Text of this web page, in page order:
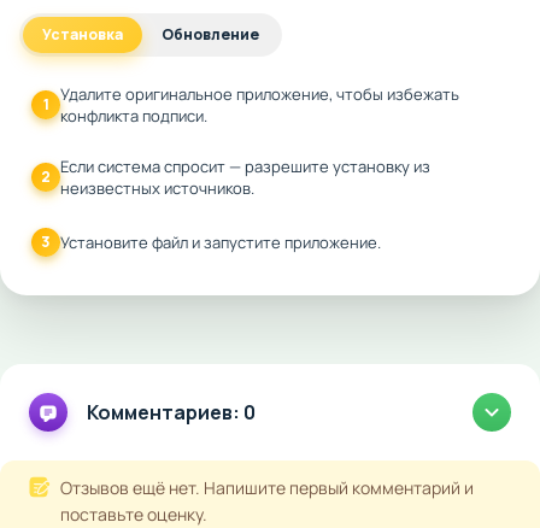
Установка Обновление
1 Удалите оригинальное приложение, чтобы избежать
конфликта подписи.
2 Если система спросит — разрешите установку из
неизвестных источников.
3 Установите файл и запустите приложение.
Комментариев: 0
Отзывов ещё нет. Напишите первый комментарий и
поставьте оценку.